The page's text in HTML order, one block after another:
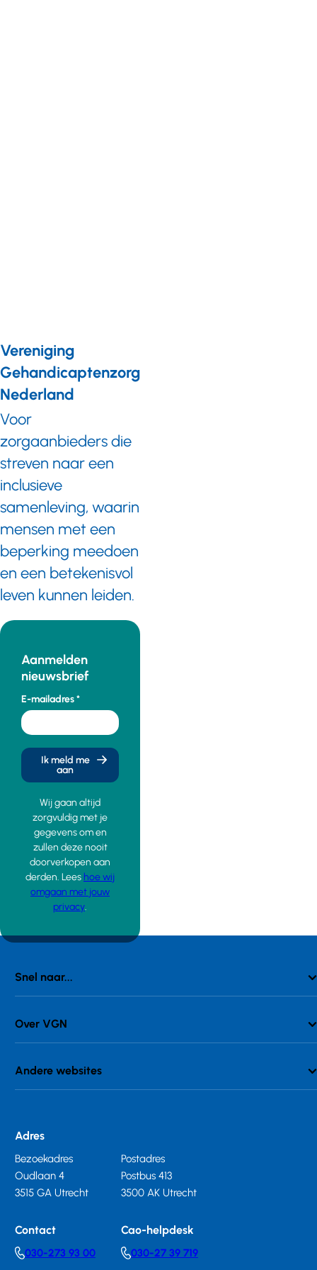
Vereniging
Gehandicaptenzorg
Nederland
Voor
zorgaanbieders die
streven naar een
inclusieve
samenleving, waarin
mensen met een
beperking meedoen
en een betekenisvol
leven kunnen leiden.
Aanmelden
nieuwsbrief
E-mailadres
Ik meld me
aan
Wij gaan altijd
zorgvuldig met je
gegevens om en
zullen deze nooit
doorverkopen aan
derden. Lees hoe wij
omgaan met jouw
privacy.
Snel naar...
Over VGN
Andere websites
Adres
Bezoekadres
Oudlaan 4
3515 GA Utrecht
Postadres
Postbus 413
3500 AK Utrecht
Contact
Telephonenumber
030-273 93 00
Cao-helpdesk
Telephonenumber
030-27 39 719